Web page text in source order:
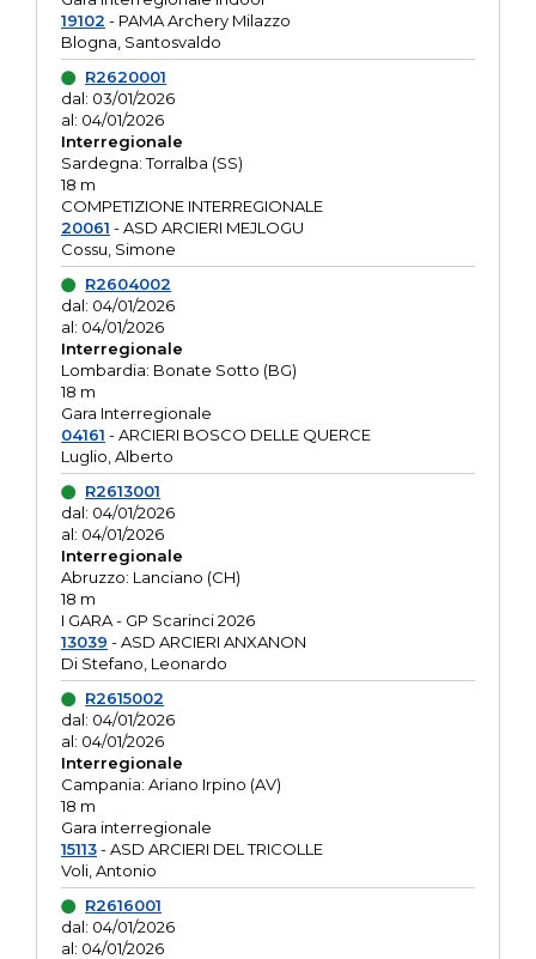
19102 - PAMA Archery Milazzo
Blogna, Santosvaldo
R2620001
dal: 03/01/2026
al: 04/01/2026
Interregionale
Sardegna: Torralba (SS)
18 m
COMPETIZIONE INTERREGIONALE
20061 - ASD ARCIERI MEJLOGU
Cossu, Simone
R2604002
dal: 04/01/2026
al: 04/01/2026
Interregionale
Lombardia: Bonate Sotto (BG)
18 m
Gara Interregionale
04161 - ARCIERI BOSCO DELLE QUERCE
Luglio, Alberto
R2613001
dal: 04/01/2026
al: 04/01/2026
Interregionale
Abruzzo: Lanciano (CH)
18 m
I GARA - GP Scarinci 2026
13039 - ASD ARCIERI ANXANON
Di Stefano, Leonardo
R2615002
dal: 04/01/2026
al: 04/01/2026
Interregionale
Campania: Ariano Irpino (AV)
18 m
Gara interregionale
15113- ASD ARCIERI DEL TRICOLLE
Voli, Antonio
R2616001
dal: 04/01/2026
al: 04/01/2026